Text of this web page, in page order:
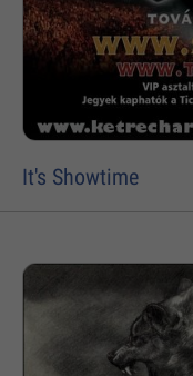
It's Showtime